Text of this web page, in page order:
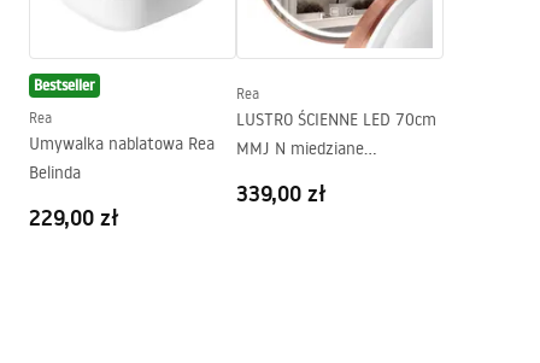
PVD
1/2 cala
Pielęgnacja produktu
Pielegnacja (1).pdf
Warranty_Terms_and_Conditions_Faucets_-_5.pdf
Bestseller
Rea
Umywalka nablatowa Rea
Belinda
229,00 zł
Rea
LUSTRO ŚCIENNE LED 70cm
MMJ N miedziane
339,00 zł